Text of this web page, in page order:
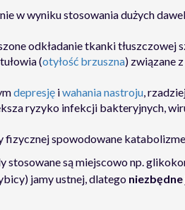
w wyniku stosowania dużych
odkładanie tkanki
(otyłość brzuszna) związane
depresję iwahania nastroju,
ryzyko infekcji bakteryjnych,
fizycznej spowodowane
są miejscowo np.
jamy ustnej, dlatego